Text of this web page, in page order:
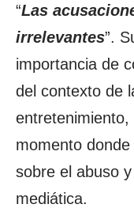
“Las
irrelevantes”.
importancia de
del contexto de
momento
sobre el abuso
mediática.